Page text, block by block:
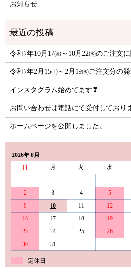
お知らせ
令和7年10月17㈮～10月22㈬のご注文
令和7年2月15㈯～2月19㈬ご注文分の発
インスタグラム始めてます❣
お問い合わせは電話にて受付しており
ホームページを公開しました。
2026年 8月
日
月 火 水
2
3 4 5
9
10 11 12
16
17 18 19
23
24 25 26
30
31
定休日